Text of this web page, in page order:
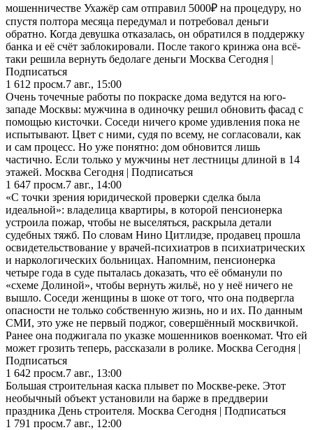
мошенничестве Ухажёр сам отправил 5000₽ на процедуру, но
спустя полтора месяца передумал и потребовал деньги
обратно. Когда девушка отказалась, он обратился в поддержку
банка и её счёт заблокировали. После такого кринжа она всё-
таки решила вернуть бедолаге деньги Москва Сегодня |
Подписаться
1 612 просм.7 авг., 15:00
Очень точечные работы по покраске дома ведутся на юго-
западе Москвы: мужчина в одиночку решил обновить фасад с
помощью кисточки. Соседи ничего кроме удивления пока не
испытывают. Цвет с ними, судя по всему, не согласовали, как
и сам процесс. Но уже понятно: дом обновится лишь
частично. Если только у мужчины нет лестницы длиной в 14
этажей. Москва Сегодня | Подписаться
1 647 просм.7 авг., 14:00
«С точки зрения юридической проверки сделка была
идеальной»: владелица квартиры, в которой пенсионерка
устроила пожар, чтобы не выселяться, раскрыла детали
судебных тяжб. По словам Нино Цитлидзе, продавец прошла
освидетельствование у врачей-психиатров в психиатрических
и наркологических больницах. Напомним, пенсионерка
четыре года в суде пыталась доказать, что её обманули по
«схеме Долиной», чтобы вернуть жильё, но у неё ничего не
вышло. Соседи женщины в шоке от того, что она подвергла
опасности не только собственную жизнь, но и их. По данным
СМИ, это уже не первый поджог, совершённый москвичкой.
Ранее она поджигала по указке мошенников военкомат. Что ей
может грозить теперь, рассказали в ролике. Москва Сегодня |
Подписаться
1 642 просм.7 авг., 13:00
Большая строительная каска плывет по Москве-реке. Этот
необычный объект установили на барже в преддверии
праздника День строителя. Москва Сегодня | Подписаться
1 791 просм.7 авг., 12:00